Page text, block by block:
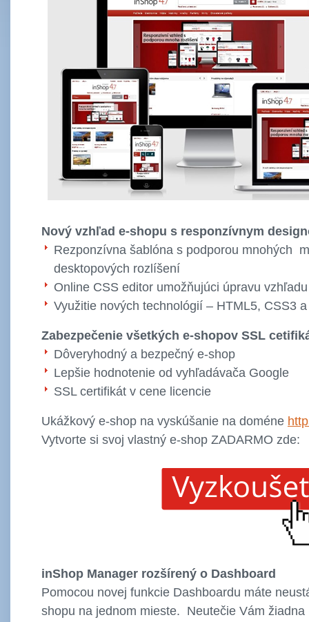
Nový vzhľad e-shopu s responzívnym
Rezponzívna šablóna s podporou mnohých
desktopových rozlíšení
Online CSS editor umožňujúci úpravu
Využitie nových technológií – HTML5, CSS3
Zabezpečenie všetkých e-shopov SSL
Dôveryhodný a bezpečný e-shop
Lepšie hodnotenie od vyhľadávača Google
SSL certifikát v cene licencie
Ukážkový e-shop na vyskúšanie na doméne
Vytvorte si svoj vlastný e-shop ZADARMO zde:
inShop Manager rozšírený o Dashboard
Pomocou novej funkcie Dashboardu máte
shopu na jednom mieste. Neutečie Vám žiadna